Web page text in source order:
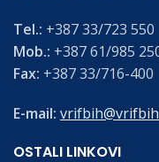
Tel.: +387 33/723 550
Mob.: +387 61/985
Fax: +387 33/716-400
E-mail:
OSTALI LINKOVI